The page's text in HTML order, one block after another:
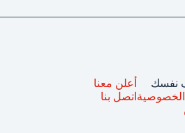
نفسك
أعلن معنا
اتصل بنا